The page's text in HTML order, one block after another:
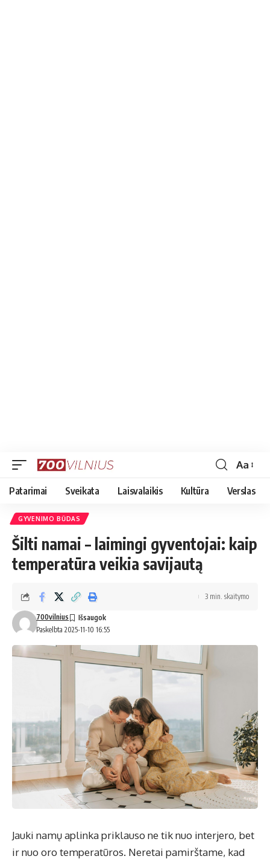
Font
Resizer
Aa
Patarimai Sveikata Laisvalaikis Kultūra Verslas
GYVENIMO BŪDAS
Šilti namai – laimingi gyventojai: kaip
temperatūra veikia savijautą
Paskelbta 2025-11-10 16:55
700vilnius
3 min. skaitymo
Jauki namų aplinka priklauso ne tik nuo interjero, bet
ir nuo oro temperatūros. Neretai pamirštame, kad